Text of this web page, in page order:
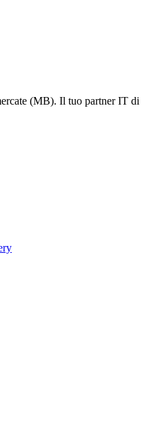
(MB). Il tuo partner IT di